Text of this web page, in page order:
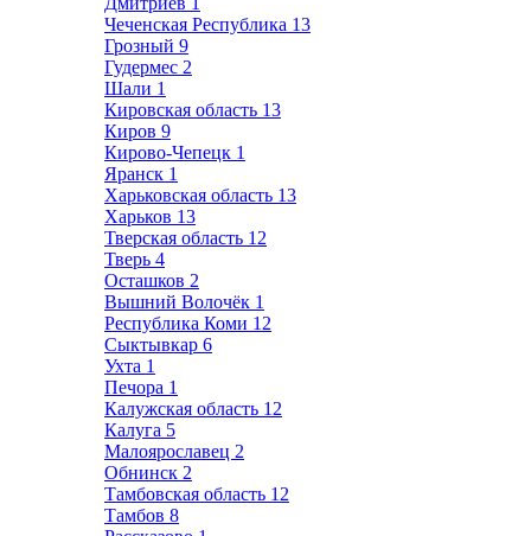
Чеченская Республика 13
Грозный 9
Гудермес 2
Шали 1
Кировская область 13
Киров 9
Кирово-Чепецк 1
Яранск 1
Харьковская область 13
Харьков 13
Тверская область 12
Тверь 4
Осташков 2
Вышний Волочёк 1
Республика Коми 12
Сыктывкар 6
Ухта 1
Печора 1
Калужская область 12
Калуга 5
Малоярославец 2
Обнинск 2
Тамбовская область 12
Тамбов 8